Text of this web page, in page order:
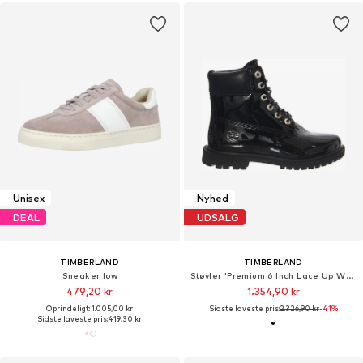
Unisex
DEAL
TIMBERLAND
Sneaker low
479,20 kr
Oprindeligt: 1.005,00 kr
Sidste laveste pris:419,30 kr
Nyhed
UDSALG
TIMBERLAND
Støvler 'Premium 6 Inch Lace Up Waterproof Boot -- Women's Black Patent Leather'
1.354,90 kr
Sidste laveste pris:2.326,90 kr-41%